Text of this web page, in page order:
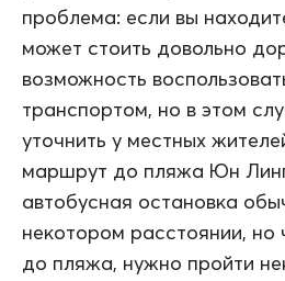
проблема: если вы
может стоить довольно
возможность
транспортом, но в этом
уточнить у местных
маршрут до пляжа Юн
автобусная остановка
некотором расстоянии,
до пляжа, нужно пройти